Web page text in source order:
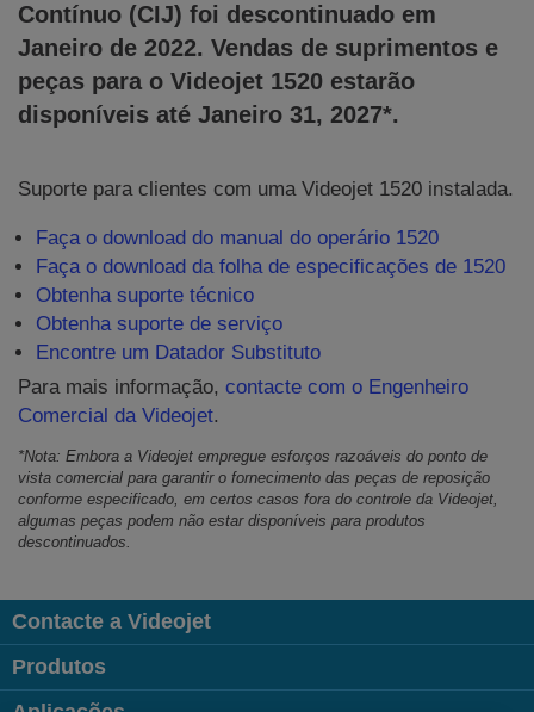
Contínuo (CIJ) foi descontinuado em
Janeiro de 2022. Vendas de suprimentos e
peças para o Videojet 1520 estarão
disponíveis até Janeiro 31, 2027*.
Suporte para clientes com uma Videojet 1520 instalada.
Faça o download do manual do operário 1520
Faça o download da folha de especificações de 1520
Obtenha suporte técnico
Obtenha suporte de serviço
Encontre um Datador Substituto
Para mais informação, contacte com o Engenheiro
Comercial da Videojet.
*Nota: Embora a Videojet empregue esforços razoáveis do ponto de
vista comercial para garantir o fornecimento das peças de reposição
conforme especificado, em certos casos fora do controle da Videojet,
algumas peças podem não estar disponíveis para produtos
descontinuados.
Contacte a Videojet
Produtos